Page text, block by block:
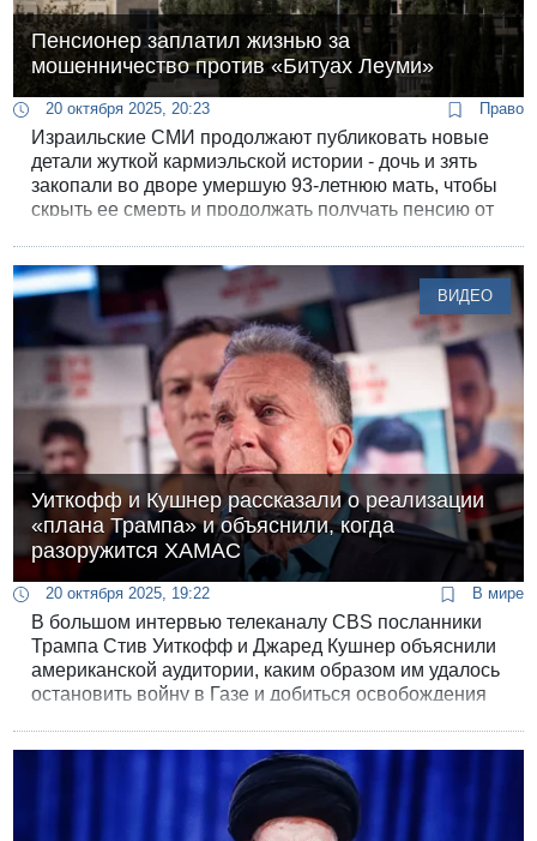
Пенсионер заплатил жизнью за
мошенничество против «Битуах Леуми»
20 октября 2025, 20:23 Право
Израильские СМИ продолжают публиковать новые
детали жуткой кармиэльской истории - дочь и зять
закопали во дворе умершую 93-летнюю мать, чтобы
скрыть ее смерть и продолжать получать пенсию от
заплатил жизнью.
ВИДЕО
Уиткофф и Кушнер рассказали о реализации
«плана Трампа» и объяснили, когда
разоружится ХАМАС
20 октября 2025, 19:22 В мире
В большом интервью телеканалу CBS посланники
Трампа Стив Уиткофф и Джаред Кушнер объяснили
американской аудитории, каким образом им удалось
остановить войну в Газе и добиться освобождения